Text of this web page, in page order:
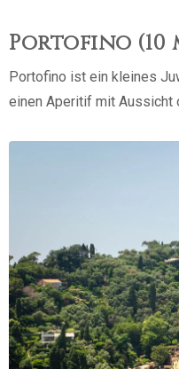
Portofino (10
Portofino ist ein kleines
einen Aperitif mit Aussicht